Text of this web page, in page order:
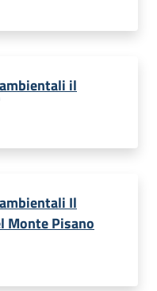
il
Il
Monte Pisano